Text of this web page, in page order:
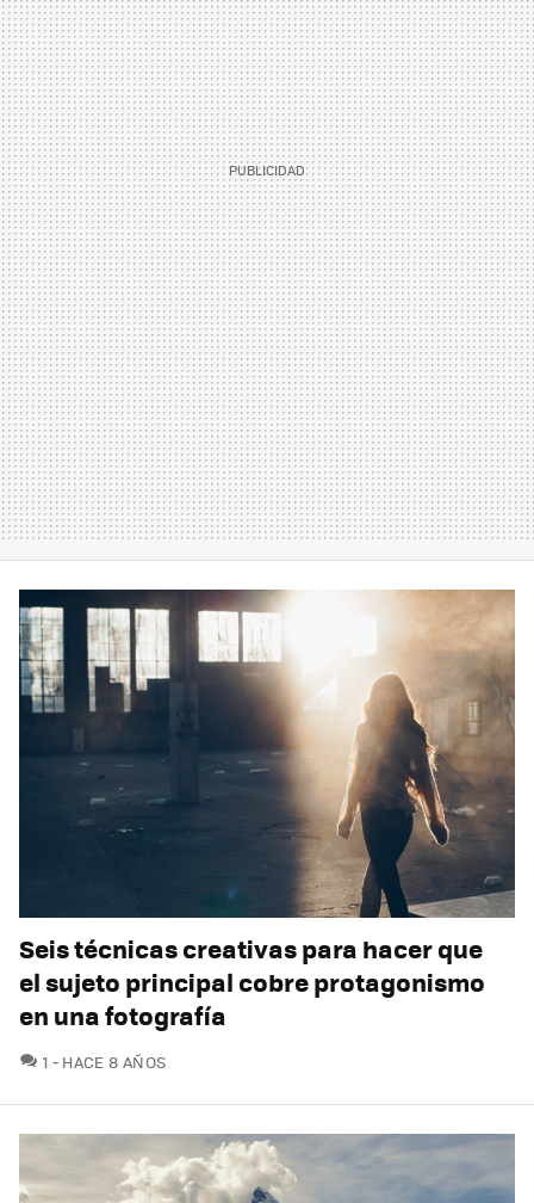
Seis técnicas creativas para hacer que
el sujeto principal cobre protagonismo
en una fotografía
1 COMENTARIOS
HACE 8 AÑOS